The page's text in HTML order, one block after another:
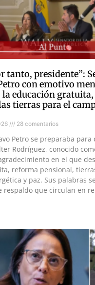
tanto, presidente”:
con emotivo
la educación
tierras para el
28 comentarios
Petro se preparaba para
Rodríguez, conocido
en el que
reforma pensional,
y paz. Sus palabras
respaldo que circulan en